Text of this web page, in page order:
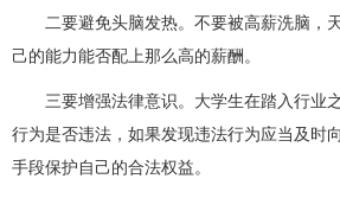
二要避免头脑发热。不要被高薪洗脑，
己的能力能否配上那么高的薪酬。
三要增强法律意识。大学生在踏入行业
行为是否违法，如果发现违法行为应当及时
手段保护自己的合法权益。